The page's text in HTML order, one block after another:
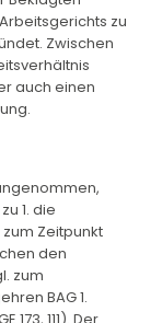
zu
Zwischen
auch einen
1. die
Zeitpunkt
den
zum
BAG 1.